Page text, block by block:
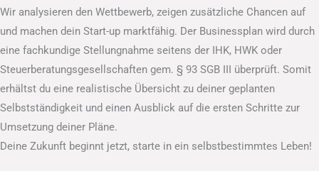
Wir analysieren den Wettbewerb, zeigen zusätzliche Chancen auf
und machen dein Start-up marktfähig. Der Businessplan wird durch
eine fachkundige Stellungnahme seitens der IHK, HWK oder
Steuerberatungsgesellschaften gem. § 93 SGB III überprüft. Somit
erhältst du eine realistische Übersicht zu deiner geplanten
Selbstständigkeit und einen Ausblick auf die ersten Schritte zur
Umsetzung deiner Pläne.
Deine Zukunft beginnt jetzt, starte in ein selbstbestimmtes Leben!